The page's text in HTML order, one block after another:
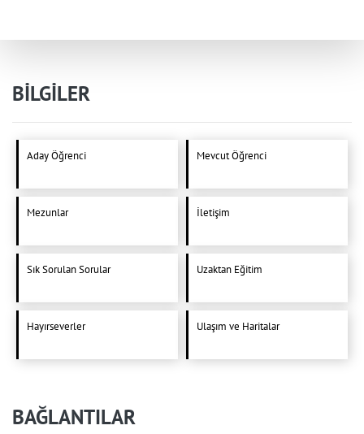
BİLGİLER
Aday Öğrenci Mevcut Öğrenci
Mezunlar İletişim
Sık Sorulan Sorular Uzaktan Eğitim
Hayırseverler Ulaşım ve Haritalar
BAĞLANTILAR